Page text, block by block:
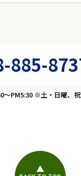
885-
～PM5:30 ※土・日曜、